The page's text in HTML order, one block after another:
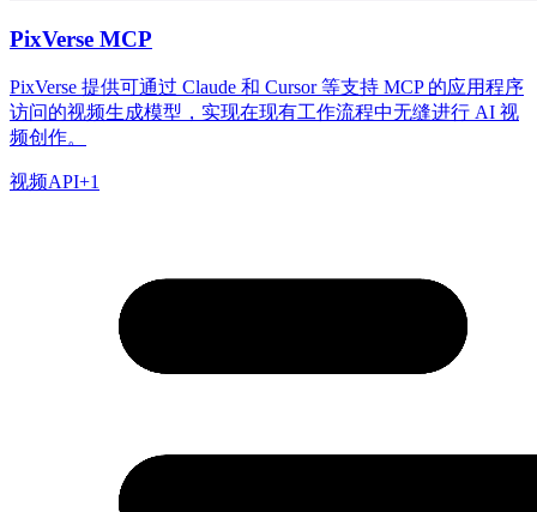
PixVerse MCP
PixVerse 提供可通过 Claude 和 Cursor 等支持 MCP 的应用程序
访问的视频生成模型，实现在现有工作流程中无缝进行 AI 视
频创作。
视频API+1